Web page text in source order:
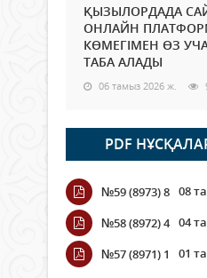
ҚЫЗЫЛОРДАДА
ОНЛАЙН
КӨМЕГІМЕН ӨЗ
ТАБА АЛАДЫ
06 тамыз 2026 ж.
Open Air:
полиция
мыңнан астам
қауіпсіздігін
06 тамыз 2026 ж.
Wi-Fi ҚАБЫРҒА
ӨТЕДІ?
PDF
№59 (8973) 8 08
№58 (8972) 4 04
№57 (8971) 1
01